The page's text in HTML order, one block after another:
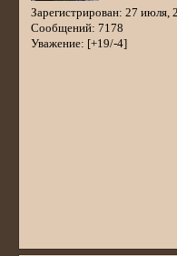
Зарегистрирован: 27 июля,
Сообщений: 7178
Уважение: [+19/-4]